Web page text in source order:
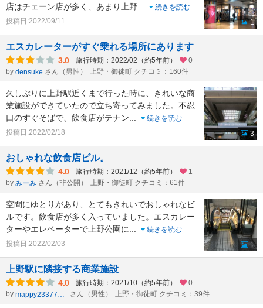
店はチェーン店が多く、あまり上野...
続きを読む
投稿日:2022/09/11
1
エスカレーターがすぐ乗れる場所にあります
3.0 旅行時期：2022/02（約5年前）
0
by densuke さん（男性） 上野・御徒町 クチコミ：160件
久しぶりに上野駅近くまで行った時に、きれいな商
業施設ができていたので立ち寄ってみました。不忍
口のすぐそばで、飲食店がテナン...
続きを読む
投稿日:2022/02/18
3
おしゃれな飲食店ビル。
4.0 旅行時期：2021/12（約5年前）
1
by みーみ さん（非公開） 上野・御徒町 クチコミ：61件
空間にゆとりがあり、とてもきれいでおしゃれなビ
ルです。飲食店が多く入っていました。エスカレー
ターやエレベーターで上野公園に...
続きを読む
投稿日:2022/02/03
1
上野駅に隣接する商業施設
4.0 旅行時期：2021/10（約5年前）
0
by
mappy23377803 さん（男性） 上野・御徒町 クチコミ：39件